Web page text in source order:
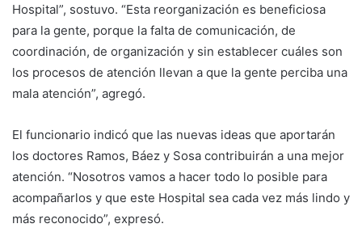
Hospital”, sostuvo. “Esta reorganización es beneficiosa
para la gente, porque la falta de comunicación, de
coordinación, de organización y sin establecer cuáles son
los procesos de atención llevan a que la gente perciba una
mala atención”, agregó.
El funcionario indicó que las nuevas ideas que aportarán
los doctores Ramos, Báez y Sosa contribuirán a una mejor
atención. “Nosotros vamos a hacer todo lo posible para
acompañarlos y que este Hospital sea cada vez más lindo y
más reconocido”, expresó.